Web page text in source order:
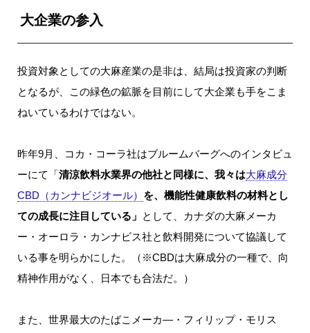
大企業の参入
投資対象としての大麻産業の是非は、結局は投資家の判断
となるが、この緑色の鉱脈を目前にして大企業も手をこま
ねいているわけではない。
昨年9月、コカ・コーラ社はブルームバーグへのインタビュ
ーにて「清涼飲料水業界の他社と同様に、我々は大麻成分
CBD（カンナビジオール） を、機能性健康飲料の材料とし
ての成長に注目している」 として、カナダの大麻メーカ
ー・オーロラ・カンナビス社と飲料開発について協議して
いる事を明らかにした。（※CBDは大麻成分の一種で、向
精神作用がなく、日本でも合法だ。）
また、世界最大のたばこメーカ―・フィリップ・モリス